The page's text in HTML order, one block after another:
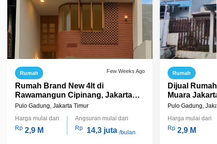
Rumah Few Weeks Ago
Rumah Brand New 4lt di
Rawamangun Cipinang, Jakarta
Timur.
Pulo Gadung, Jakarta Timur
Harga mulai dari
Rp 2,9 M
Angsuran mulai dari
Rp
14,3 juta /bulan
Rumah
Dijual Rumah di Cipinang
Muara
Pulo Gadung,
Harga mulai dari
Rp 2,9 M